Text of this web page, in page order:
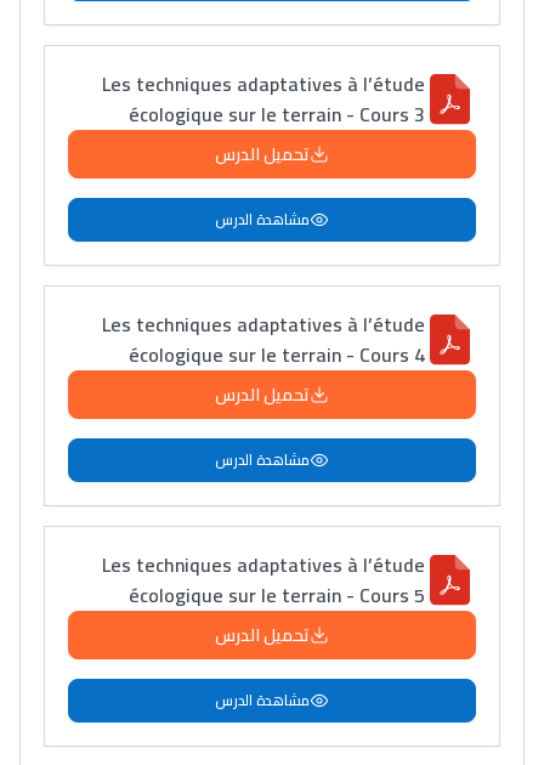
Les techniques adaptatives à l’étude
écologique sur le terrain - Cours 3
تحميل الدرس
مشاهدة الدرس
Les techniques adaptatives à l’étude
écologique sur le terrain - Cours 4
تحميل الدرس
مشاهدة الدرس
Les techniques adaptatives à l’étude
écologique sur le terrain - Cours 5
تحميل الدرس
مشاهدة الدرس